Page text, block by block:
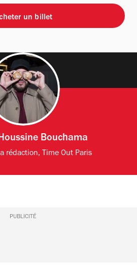
un billet
Bouchama
rédaction, Time Out Paris
PUBLICITÉ